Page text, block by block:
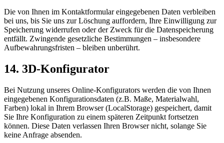
Die von Ihnen im Kontaktformular eingegebenen Daten verbleiben
bei uns, bis Sie uns zur Löschung auffordern, Ihre Einwilligung zur
Speicherung widerrufen oder der Zweck für die Datenspeicherung
entfällt. Zwingende gesetzliche Bestimmungen – insbesondere
Aufbewahrungsfristen – bleiben unberührt.
14. 3D-Konfigurator
Bei Nutzung unseres Online-Konfigurators werden die von Ihnen
eingegebenen Konfigurationsdaten (z.B. Maße, Materialwahl,
Farben) lokal in Ihrem Browser (LocalStorage) gespeichert, damit
Sie Ihre Konfiguration zu einem späteren Zeitpunkt fortsetzen
können. Diese Daten verlassen Ihren Browser nicht, solange Sie
keine Anfrage absenden.